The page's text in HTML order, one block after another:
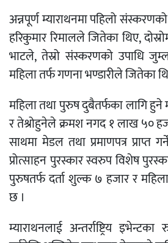
अन्नपूर्ण म्याराथनमा पहिलो
हरिकुमार रिमालले जितेका थिए,
भाटले, तेस्रो संस्करणको उपाधि
महिला तर्फ गणना भण्डारीले जितेका
महिला तथा पुरुष दुबैतर्फका लागि हुने
र तेश्रोहुनेले क्रमश नगद १ लाख ५०
साथमा मेडल तथा प्रमाणपत्र प्राप्त
प्रोत्साहन पुरस्कार स्वरुप विशेष
पुरुषतर्फ दर्ता शुल्क ७ हजार र
छ ।
म्याराथनलाई अन्तर्राष्ट्रिय